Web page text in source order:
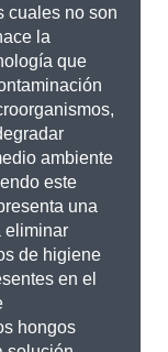
cuales no son
la
que
ambiente
este
una
eliminar
de higiene
en el
hongos